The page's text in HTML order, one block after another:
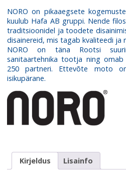
NORO on pikaaegsete
kuulub Hafa AB gruppi. Nende
traditsioonidel ja toodete
disainereid, mis tagab kvaliteedi ja
NORO on täna Rootsi
sanitaartehnika tootja ning
250 partneri. Ettevõte moto
isikupärane.
Kirjeldus Lisainfo